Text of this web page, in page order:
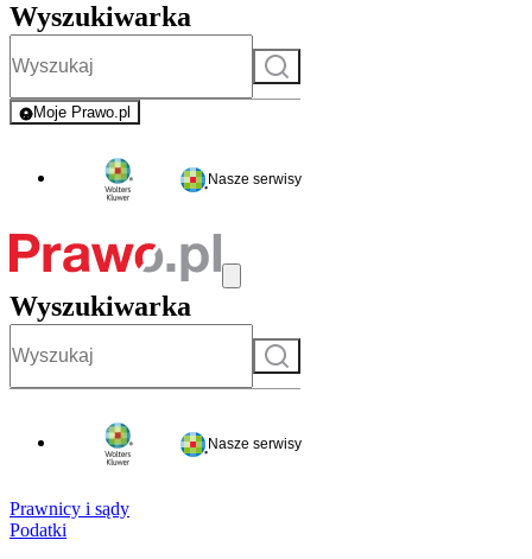
Wyszukiwarka
Szukaj
Moje Prawo.pl
- rejestracja i logowanie do serwisu
Nasze serwisy
Wyszukiwarka
Szukaj
Nasze serwisy
Prawnicy i sądy
Podatki